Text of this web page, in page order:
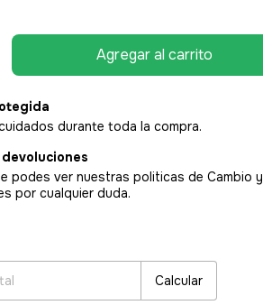
durante toda la compra.
podes ver nuestras politicas de Cambio y
por cualquier duda.
Calcular